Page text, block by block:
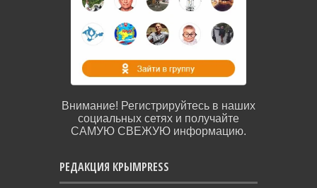
Внимание! Регистрируйтесь в наших
социальных сетях и получайте
САМУЮ СВЕЖУЮ информацию.
РЕДАКЦИЯ КРЫМPRESS